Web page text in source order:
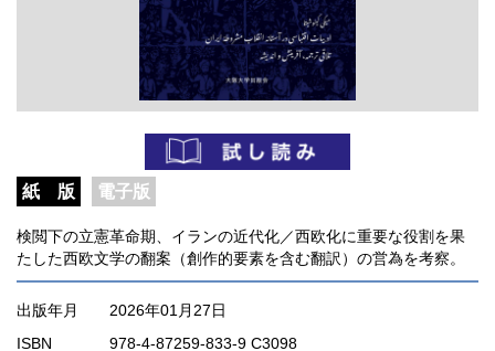
紙 版 電子版
検閲下の立憲革命期、イランの近代化／西欧化に重要な役割を果
たした西欧文学の翻案（創作的要素を含む翻訳）の営為を考察。
出版年月
2026年01月27日
ISBN
978-4-87259-833-9 C3098